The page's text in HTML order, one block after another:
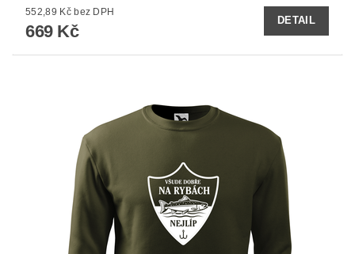
552,89 Kč bez DPH
669 Kč
DETAIL